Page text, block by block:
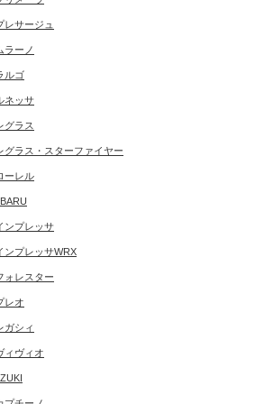
レサージュ
ラーノ
ルゴ
ネッサ
グラス
グラス・スターファイヤー
ーレル
ンプレッサ
ンプレッサWRX
ォレスター
レオ
ガシィ
ィヴィオ